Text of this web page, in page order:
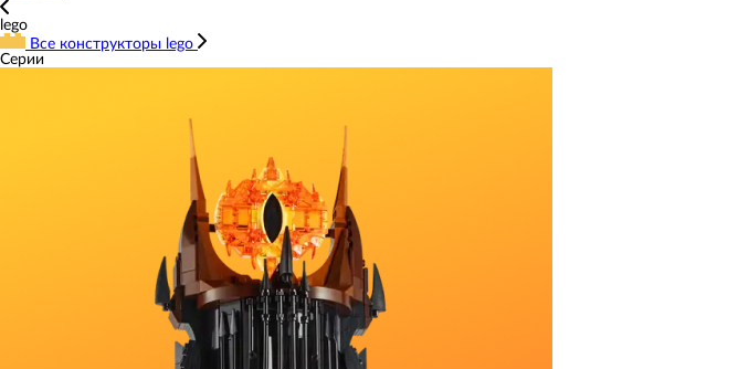
lego
Все конструкторы lego
Серии